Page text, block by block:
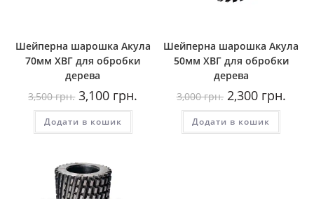
Шейперна шарошка Акула
70мм ХВГ для обробки
дерева
3,500грн. Оригінальна
ціна:
3,500
грн..
3,100 грн. Поточна
Додати в кошик
Шейперна шарошка Акула
50мм ХВГ для обробки
дерева
3,000грн. Оригінальна
ціна:
3,000
грн..
2,300грн.ціна:
Додати в кошик